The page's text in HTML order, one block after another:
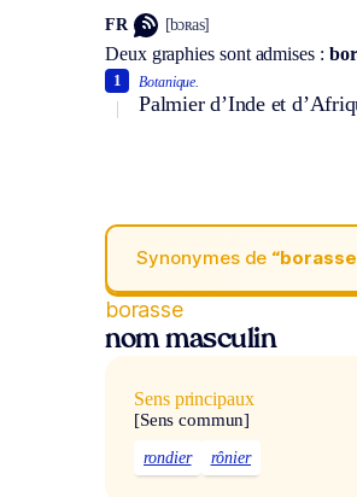
FR [bɔʀas]
Deux graphies sont admises :
Botanique.
Palmier d’Inde et
1
Synonymes de
borasse
nom masculin
Sens principaux
[Sens commun]
rondier rônier